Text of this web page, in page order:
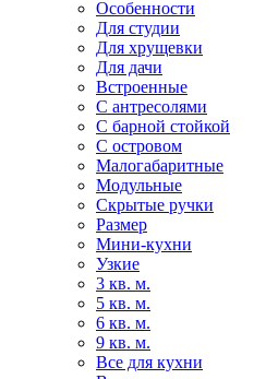
Особенности
Для студии
Для хрущевки
Для дачи
Встроенные
С антресолями
С барной стойкой
С островом
Малогабаритные
Модульные
Скрытые ручки
Размер
Мини-кухни
Узкие
3 кв. м.
5 кв. м.
6 кв. м.
9 кв. м.
Все для кухни